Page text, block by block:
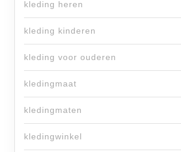
kleding heren
kleding kinderen
kleding voor ouderen
kledingmaat
kledingmaten
kledingwinkel